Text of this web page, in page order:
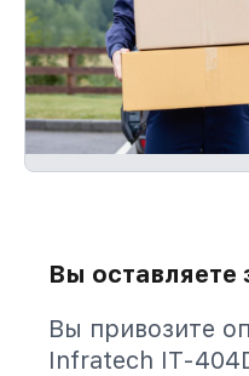
Вы оставляете
Вы привозите
Infratech IT-